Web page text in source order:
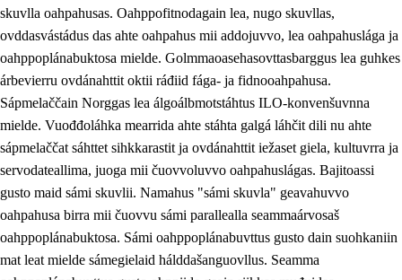
skuvlla oahpahusas. Oahppofitnodagain lea, nugo skuvllas,
ovddasvástádus das ahte oahpahus mii addojuvvo, lea oahpahuslága ja
oahppoplánabuktosa mielde. Golmmaoasehasovttasbarggus lea guhkes
árbevierru ovdánahttit oktii ráđiid fága- ja fidnooahpahusa.
Sápmelaččain Norggas lea álgoálbmotstáhtus ILO-konvenšuvnna
mielde. Vuođđoláhka mearrida ahte stáhta galgá láhčit dili nu ahte
sápmelaččat sáhttet sihkkarastit ja ovdánahttit iežaset giela, kultuvrra ja
servodateallima, juoga mii čuovvoluvvo oahpahuslágas. Bajitoassi
gusto maid sámi skuvlii. Namahus "sámi skuvla" geavahuvvo
oahpahusa birra mii čuovvu sámi parallealla seammaárvosaš
oahppoplánabuktosa. Sámi oahppoplánabuvttus gusto dain suohkaniin
mat leat mielde sámegielaid hálddašanguovllus. Seamma